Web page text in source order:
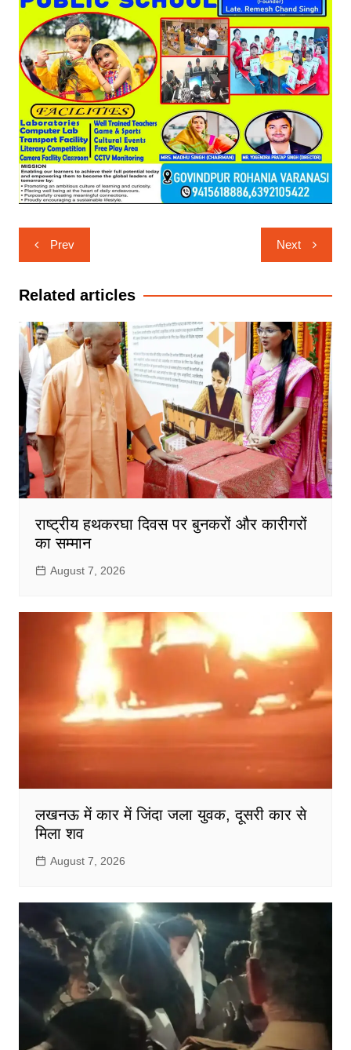
Post
navigation
Prev Next
Related articles
राष्ट्रीय हथकरघा दिवस पर बुनकरों और कारीगरों
का सम्मान
August 7, 2026
लखनऊ में कार में जिंदा जला युवक, दूसरी कार से
मिला शव
August 7, 2026